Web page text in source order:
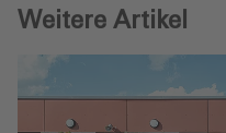
Weitere Artikel